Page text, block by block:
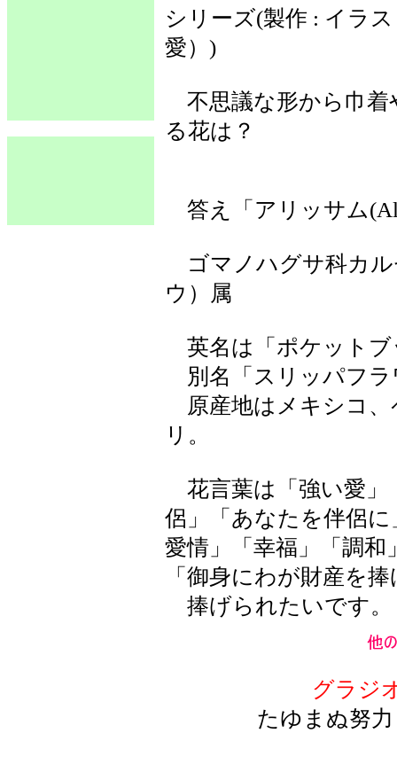
シリーズ(製作 : イラ
愛）)
不思議な形から巾着
る花は？
答え「アリッサム
ゴマノハグサ科カル
ウ）属
英名は「ポケットブ
別名「スリッパフラ
原産地はメキシコ、
リ。
花言葉は「強い愛」
侶」「あなたを伴侶
愛情」「幸福」「調
「御身にわが財産を
捧げられたいです。
グラジ
たゆまぬ努